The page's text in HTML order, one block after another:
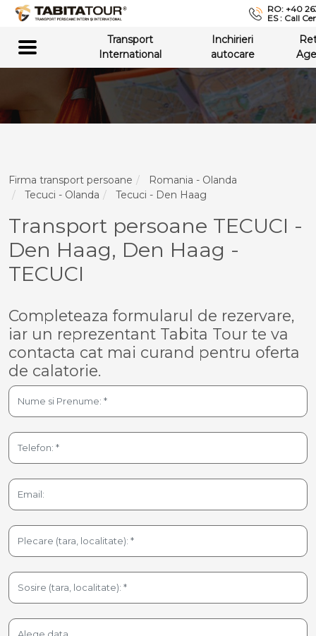
RO: +40
ES : Call
Transport
International
Inchirieri
autocare
Firma transport persoane
Romania - Olanda
Tecuci - Olanda
Tecuci - Den Haag
Transport persoane TECUCI -
Den Haag, Den Haag -
TECUCI
Completeaza formularul de rezervare,
iar un reprezentant Tabita Tour te va
contacta cat mai curand pentru oferta
de calatorie.